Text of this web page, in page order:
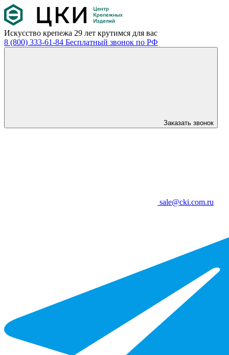
Искусство крепежа 29 лет крутимся для вас
8 (800) 333-61-84 Бесплатный звонок по РФ
Заказать звонок
sale@cki.com.ru